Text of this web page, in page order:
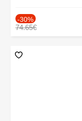
-30%
74.65€